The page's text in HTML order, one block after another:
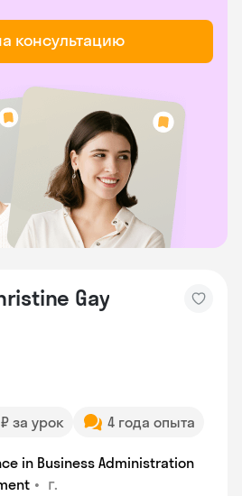
консультацию
Gay
за урок 4 года опыта
in Business Administration
• г.